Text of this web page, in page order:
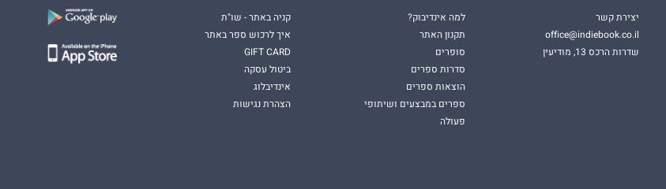
יצירת קשר
office@indiebook.co.il
שדרות הרכס 13, מודיעין
למה אינדיבוק?
תקנון האתר
סופרים
סדרות ספרים
הוצאות ספרים
ספרים במבצעים ושיתופי
פעולה
קניה באתר - שו"ת
איך לרכוש ספר באתר
GIFT CARD
ביטול עסקה
אינדיבלוג
הצהרת נגישות